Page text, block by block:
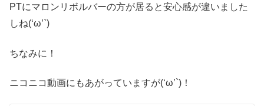
PTにマロンリボルバーの方が居ると安心感が違いました
しね(‘ω’`)
ちなみに！
ニコニコ動画にもあがっていますが(‘ω’`)！